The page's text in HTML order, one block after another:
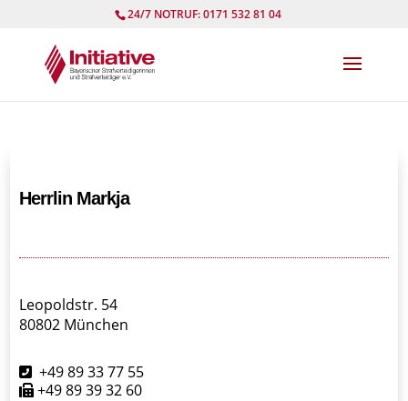
24/7 NOTRUF: 0171 532 81 04
Herrlin Markja
Leopoldstr. 54
80802 München
+49 89 33 77 55
+49 89 39 32 60